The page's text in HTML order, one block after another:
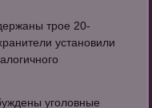
трое 20-
установили
уголовные